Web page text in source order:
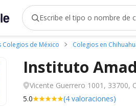
de colegios
Colegios de México Colegios en
Instituto
Vicente Guerrero 1001, 33700,
5.0
(4 valoraciones)